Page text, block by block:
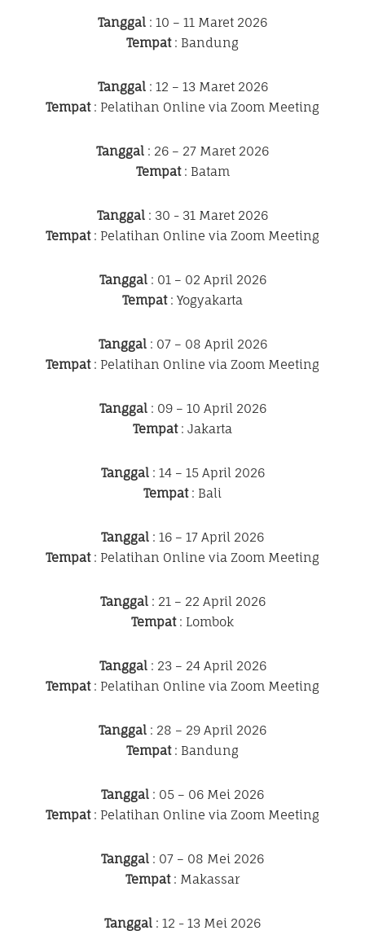
Tanggal : 10 – 11 Maret 2026
Tempat: Bandung
Tanggal: 12 – 13 Maret 2026
Tempat: Pelatihan Online via Zoom Meeting
Tanggal : 26 – 27 Maret 2026
Tempat: Batam
Tanggal : 30 - 31 Maret 2026
Tempat: Pelatihan Online via Zoom Meeting
Tanggal: 01 – 02 April 2026
Tempat: Yogyakarta
Tanggal: 07 – 08 April 2026
Tempat: Pelatihan Online via Zoom Meeting
Tanggal: 09 – 10 April 2026
Tempat: Jakarta
Tanggal: 14 – 15 April 2026
Tempat: Bali
Tanggal : 16 – 17 April 2026
Tempat: Pelatihan Online via Zoom Meeting
Tanggal: 21 – 22 April 2026
Tempat: Lombok
Tanggal: 23 – 24 April 2026
Tempat: Pelatihan Online via Zoom Meeting
Tanggal : 28 – 29 April 2026
Tempat: Bandung
Tanggal : 05 – 06 Mei 2026
Tempat: Pelatihan Online via Zoom Meeting
Tanggal : 07 – 08 Mei 2026
Tempat: Makassar
Tanggal : 12 - 13 Mei 2026